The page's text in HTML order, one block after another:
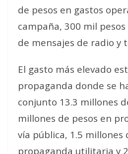
de pesos en gastos
campaña, 300 mil
de mensajes de radio y
El gasto más elevado
propaganda donde se
conjunto 13.3 millones
millones de pesos en
vía pública, 1.5 millones
propaganda utilitaria y